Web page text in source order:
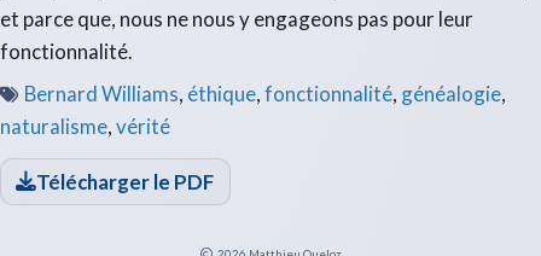
et parce que, nous ne nous y engageons pas pour leur
fonctionnalité.
Bernard Williams, éthique,fonctionnalité, généalogie,
naturalisme,vérité
Télécharger le PDF